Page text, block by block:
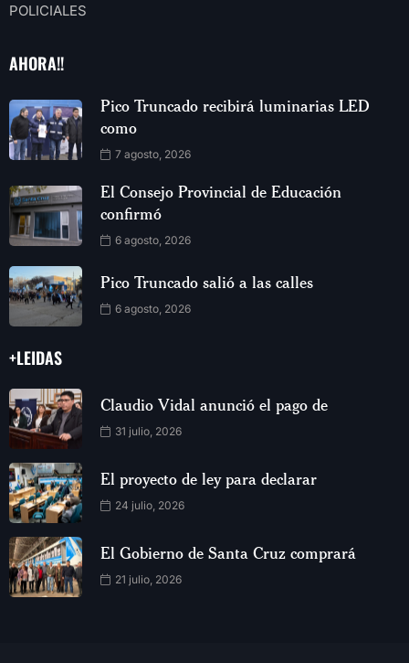
POLICIALES
AHORA!!
Pico Truncado recibirá luminarias LED
como
7 agosto, 2026
El Consejo Provincial de Educación
confirmó
6 agosto, 2026
Pico Truncado salió a las calles
6 agosto, 2026
+LEIDAS
Claudio Vidal anunció el pago de
31 julio, 2026
El proyecto de ley para declarar
24 julio, 2026
El Gobierno de Santa Cruz comprará
21 julio, 2026